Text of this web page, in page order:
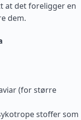
at det foreligger en
dem.
(for større
stoffer som